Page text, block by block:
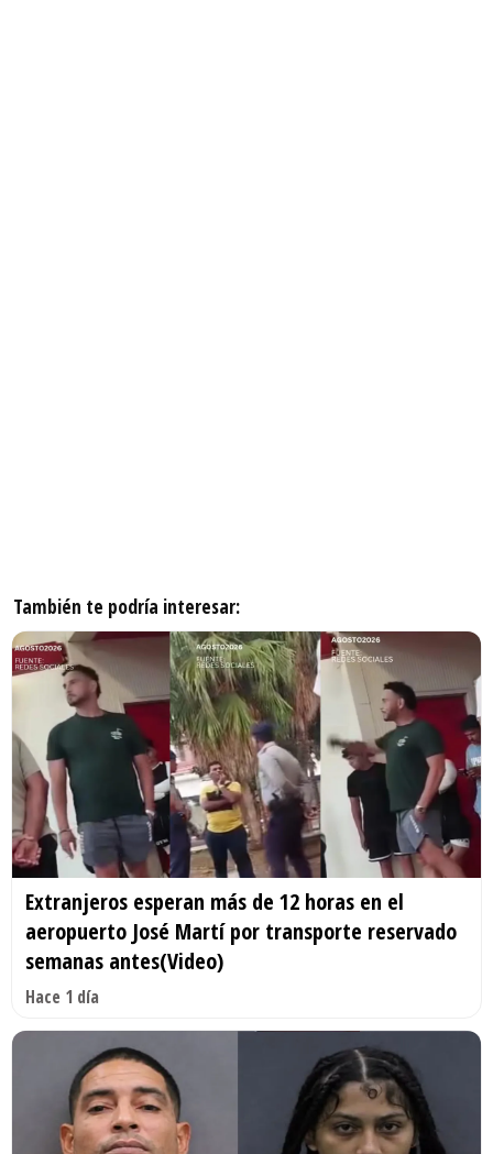
También te podría interesar:
Extranjeros esperan más de 12 horas en el
aeropuerto José Martí por transporte reservado
semanas antes(Video)
Hace 1 día